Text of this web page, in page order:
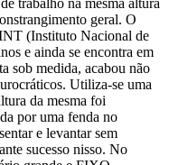
trabalho na mesma altura
geral. O
(Instituto Nacional de
e ainda se encontra em
sob medida, acabou não
Utiliza-se uma
da mesma foi
por uma fenda no
e levantar sem
sucesso nisso. No